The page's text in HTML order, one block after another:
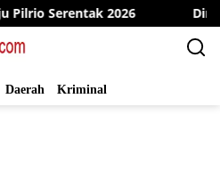
2026 Dinas PMD
Daerah Kriminal